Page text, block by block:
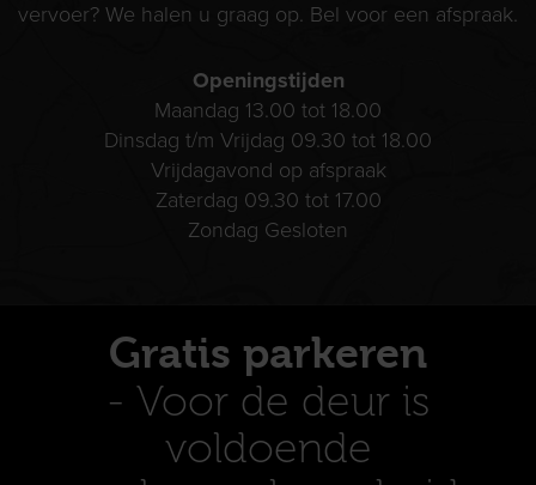
vervoer? We halen u graag op. Bel voor een afspraak.
Openingstijden
Maandag 13.00 tot 18.00
Dinsdag t/m Vrijdag 09.30 tot 18.00
Vrijdagavond op afspraak
Zaterdag 09.30 tot 17.00
Zondag Gesloten
Gratis parkeren
- Voor de deur is
voldoende